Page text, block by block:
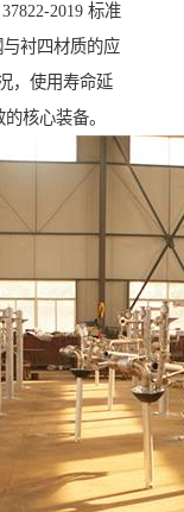
2019 标准
衬四材质的应
，使用寿命延
核心装备。